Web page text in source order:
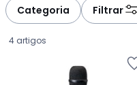
Categoria Filtrar
4 artigos